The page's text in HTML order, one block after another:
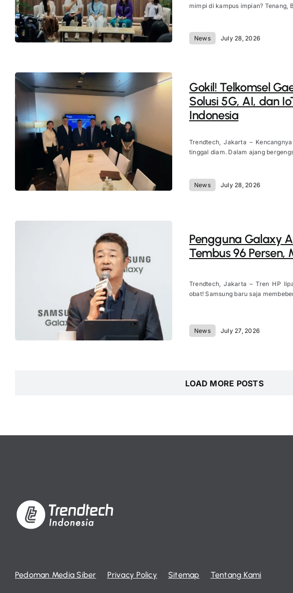
mimpi di kampus impian? Tenang,
News July 28, 2026
Gokil! Telkomsel
Solusi 5G, AI, dan
Indonesia
Trendtech, Jakarta –
tinggal diam. Dalam ajang
News July 28, 2026
Pengguna Galaxy
Tembus 96 Persen,
Trendtech, Jakarta – Tren HP
obat! Samsung baru saja
News July 27, 2026
LOAD MORE POSTS
Pedoman Media Siber Privacy Policy Sitemap Tentang Kami